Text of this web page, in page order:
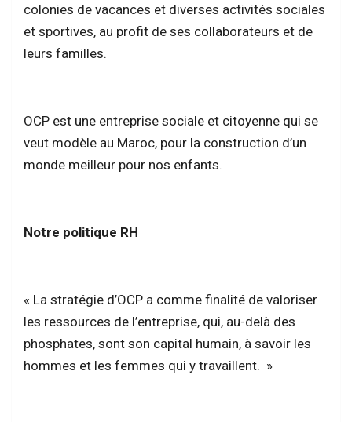
colonies de vacances et diverses activités sociales
et sportives, au profit de ses collaborateurs et de
leurs familles.
OCP est une entreprise sociale et citoyenne qui se
veut modèle au Maroc, pour la construction d’un
monde meilleur pour nos enfants.
Notre politique RH
« La stratégie d’OCP a comme finalité de valoriser
les ressources de l’entreprise, qui, au-delà des
phosphates, sont son capital humain, à savoir les
hommes et les femmes qui y travaillent. »